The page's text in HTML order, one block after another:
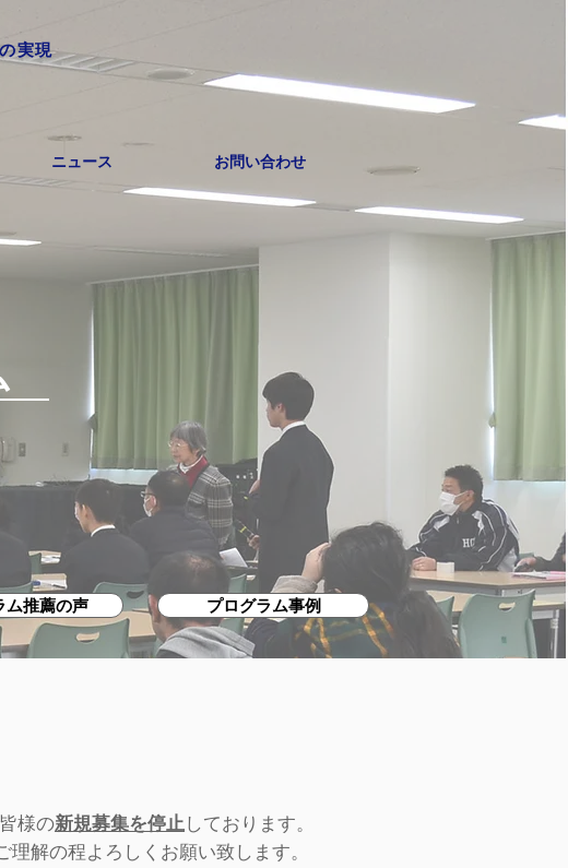
実現
ニュース お問い合わせ
推薦の声 プログラム事例
様の新規募集を停止しております。
解の程よろしくお願い致します。